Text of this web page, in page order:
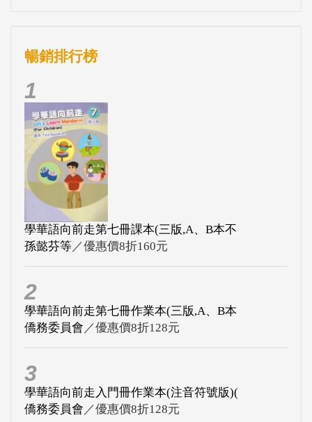
暢銷排行榜
1
學華語向前走第七冊課本(三版,A、B本不
孫懿芬等／優惠價8折160元
2
學華語向前走第七冊作業本(三版,A、B本
僑務委員會 ／優惠價8折128元
3
學華語向前走入門冊作業本(注音符號版)(
僑務委員會 ／優惠價8折128元